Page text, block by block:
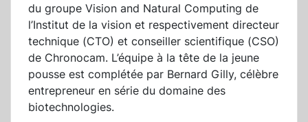
du groupe Vision and Natural Computing de
l’Institut de la vision et respectivement directeur
technique (CTO) et conseiller scientifique (CSO)
de Chronocam. L’équipe à la tête de la jeune
pousse est complétée par Bernard Gilly, célèbre
entrepreneur en série du domaine des
biotechnologies.